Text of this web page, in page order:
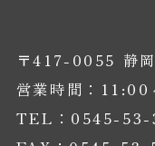
〒417-0055 静
営業時間：
TEL：0545-53-